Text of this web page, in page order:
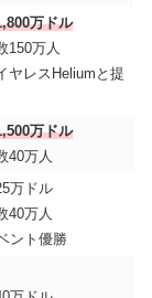
万ドル
150万人
ヤレスHeliumと提
万ドル
40万人
万ドル
40万人
ント優勝